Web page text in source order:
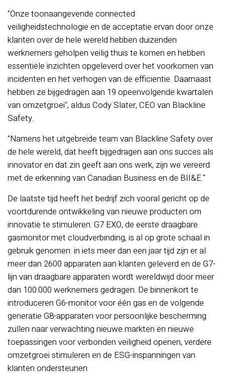
"Onze toonaangevende connected
veiligheidstechnologie en de acceptatie ervan door onze
klanten over de hele wereld hebben duizenden
werknemers geholpen veilig thuis te komen en hebben
essentiële inzichten opgeleverd over het voorkomen van
incidenten en het verhogen van de efficiëntie. Daarnaast
hebben ze bijgedragen aan 19 opeenvolgende kwartalen
van omzetgroei", aldus Cody Slater, CEO van Blackline
Safety.
"Namens het uitgebreide team van Blackline Safety over
de hele wereld, dat heeft bijgedragen aan ons succes als
innovator en dat zin geeft aan ons werk, zijn we vereerd
met de erkenning van Canadian Business en de BII&E."
De laatste tijd heeft het bedrijf zich vooral gericht op de
voortdurende ontwikkeling van nieuwe producten om
innovatie te stimuleren. G7 EXO, de eerste draagbare
gasmonitor met cloudverbinding, is al op grote schaal in
gebruik genomen: in iets meer dan een jaar tijd zijn er al
meer dan 2600 apparaten aan klanten geleverd en de G7-
lijn van draagbare apparaten wordt wereldwijd door meer
dan 100.000 werknemers gedragen. De binnenkort te
introduceren G6-monitor voor één gas en de volgende
generatie G8-apparaten voor persoonlijke bescherming
zullen naar verwachting nieuwe markten en nieuwe
toepassingen voor verbonden veiligheid openen, verdere
omzetgroei stimuleren en de ESG-inspanningen van
klanten ondersteunen.